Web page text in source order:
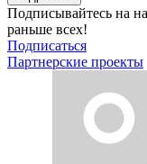
Подписывайтесь на
раньше всех!
Подписаться
Партнерские проекты